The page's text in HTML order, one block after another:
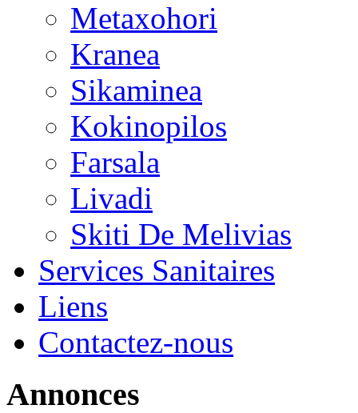
Metaxohori
Kranea
Sikaminea
Kokinopilos
Farsala
Livadi
Skiti De Melivias
Services Sanitaires
Liens
Contactez-nous
Annonces